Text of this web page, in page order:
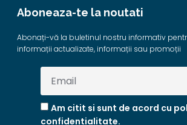
Aboneaza-te la noutati
Abonați-vă la buletinul nostru informativ
informații actualizate, informații sau promoții
Am citit si sunt de acord cu
confidentialitate.